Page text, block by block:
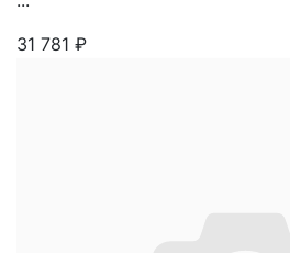
31 781 ₽